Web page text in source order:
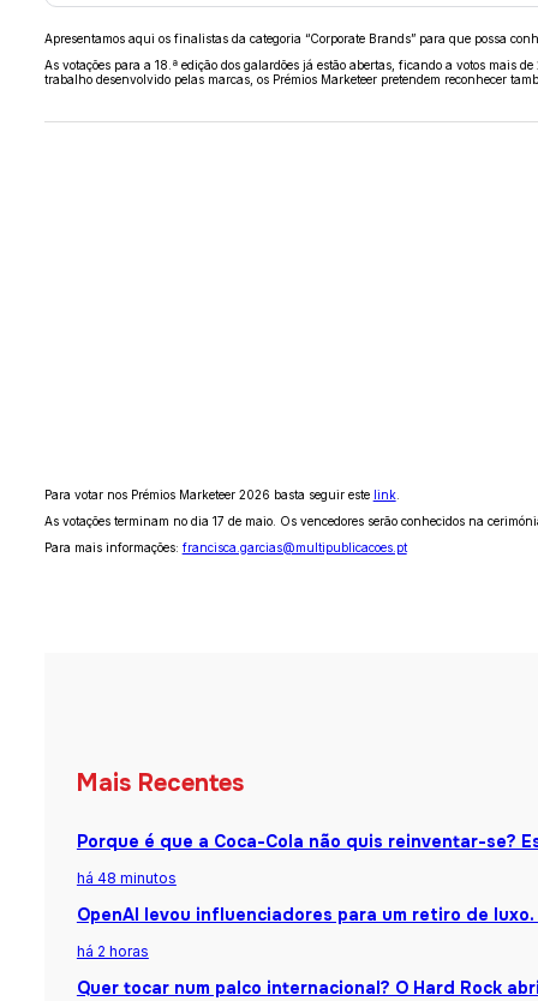
Apresentamos aqui os finalistas da categoria “Corporate Brands” para que possa
As votações para a 18.ª edição dos galardões já estão abertas, ficando a votos mais
trabalho desenvolvido pelas marcas, os Prémios Marketeer pretendem reconhecer
Para votar nos Prémios Marketeer 2026 basta seguir este link.
As votações terminam no dia 17 de maio. Os vencedores serão conhecidos na
Para mais informações: francisca.garcias@multipublicacoes.pt
Mais Recentes
Porque é que a Coca-Cola não quis reinventar-se?
há 48 minutos
OpenAI levou influenciadores para um retiro de
há 2 horas
Quer tocar num palco internacional? O Hard Rock